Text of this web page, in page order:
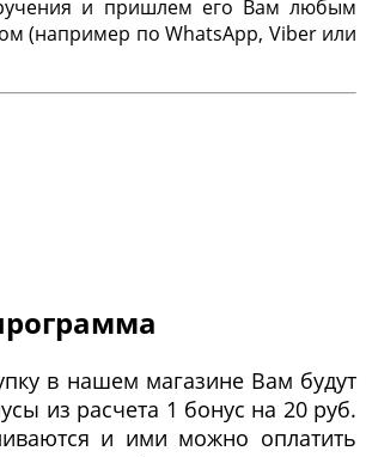
и пришлем его Вам любым
(например по WhatsApp, Viber или
в нашем магазине Вам будут
из расчета 1 бонус на 20 руб.
и ими можно оплатить